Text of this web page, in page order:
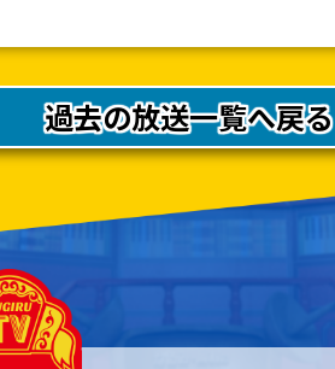
過去の放送一覧へ戻る